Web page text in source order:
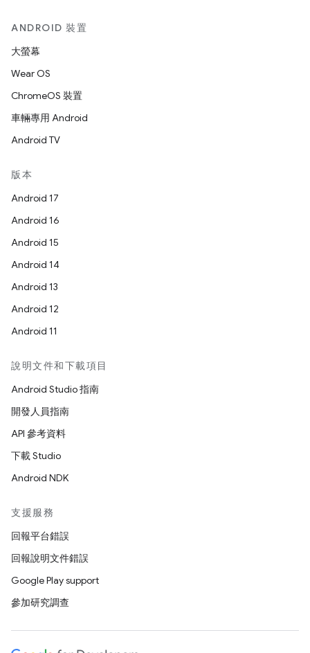
ANDROID 裝置
大螢幕
Wear OS
ChromeOS 裝置
車輛專用 Android
Android TV
版本
Android 17
Android 16
Android 15
Android 14
Android 13
Android 12
Android 11
說明文件和下載項目
Android Studio 指南
開發人員指南
API 參考資料
下載 Studio
Android NDK
支援服務
回報平台錯誤
回報說明文件錯誤
Google Play support
參加研究調查